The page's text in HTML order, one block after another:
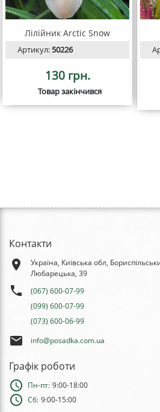
Лілійник Arctic Snow
Артикул:50226
130 грн.
Товар закінчився
Контакти
place
Україна, Київська обл,
Любарецька, 39
phone
(067) 600-07-99
(099) 600-07-99
(073) 600-06-99
email info@posadka.com.ua
Графік роботи
schedule Пн-пт: 9:00-18:00
schedule Сб: 9:00-15:00